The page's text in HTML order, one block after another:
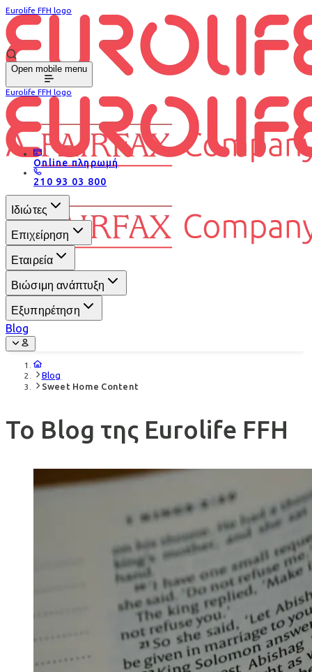
Eurolife FFH logo
Open mobile menu
Eurolife FFH logo
Online πληρωμή
210 93 03 800
Ιδιώτες
Επιχείρηση
Εταιρεία
Βιώσιμη ανάπτυξη
Εξυπηρέτηση
Blog
Blog
Sweet Home Content
Το Blog της Eurolife FFH